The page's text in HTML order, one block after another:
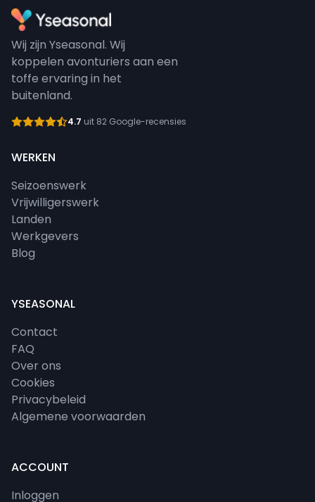
Wij zijn Yseasonal. Wij
koppelen avonturiers aan een
toffe ervaring in het
buitenland.
4.7 uit 82 Google-recensies
WERKEN
Seizoenswerk
Vrijwilligerswerk
Landen
Werkgevers
Blog
YSEASONAL
Contact
FAQ
Over ons
Cookies
Privacybeleid
Algemene voorwaarden
ACCOUNT
Inloggen